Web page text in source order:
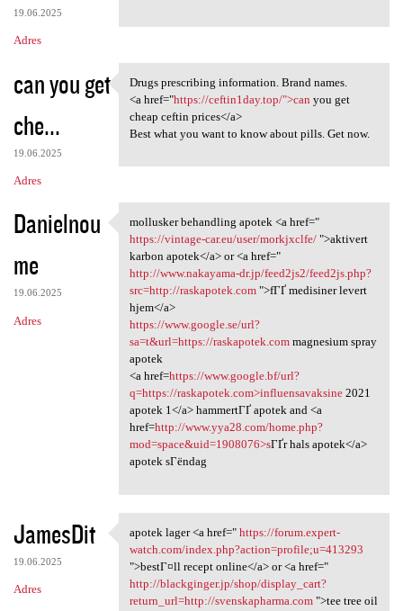
19.06.2025
Adres
can you get
che...
19.06.2025
Adres
Drugs prescribing information
Drugs prescribing information. Brand names.
<a href="https://ceftin1day.top/">can you get
cheap ceftin prices</a>
Best what you want to know about pills. Get now.
Danielnou
me
19.06.2025
Adres
mollusker behandling apotek
mollusker behandling apotek <a href="
https://vintage-car.eu/user/morkjxclfe/">aktivert
karbon apotek</a> or <a href="
http://www.nakayama-dr.jp/feed2js2/feed2js.php?
src=http://raskapotek.com">fГҐ medisiner levert
hjem</a>
https://www.google.se/url?
sa=t&url=https://raskapotek.commagnesium spray
apotek
<a href=https://www.google.bf/url?
q=https://raskapotek.com>influensavaksine2021
apotek 1</a> hammertГҐ apotek and <a
href=http://www.yya28.com/home.php?
mod=space&uid=1908076>sГҐr hals apotek</a>
apotek sГёndag
JamesDit
19.06.2025
Adres
apotek lager <a href=" https:
apotek lager <a href=" https://forum.expert-
watch.com/index.php?action=profile;u=413293
">bestГ¤ll recept online</a> or <a href="
http://blackginger.jp/shop/display_cart?
return_url=http://svenskapharma.com">tee tree oil